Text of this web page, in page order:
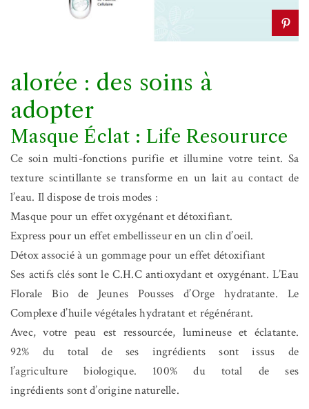
alorée : des soins à
adopter
Masque Éclat : Life Resoururce
Ce soin multi-fonctions purifie et illumine votre teint. Sa
texture scintillante se transforme en un lait au contact de
l’eau. Il dispose de trois modes :
Masque pour un effet oxygénant et détoxifiant.
Express pour un effet embellisseur en un clin d’oeil.
Détox associé à un gommage pour un effet détoxifiant
Ses actifs clés sont le C.H.C antioxydant et oxygénant. L’Eau
Florale Bio de Jeunes Pousses d’Orge hydratante. Le
Complexe d’huile végétales hydratant et régénérant.
Avec, votre peau est ressourcée, lumineuse et éclatante.
92% du total de ses ingrédients sont issus de
l’agriculture biologique. 100% du total de ses
ingrédients sont d’origine naturelle.